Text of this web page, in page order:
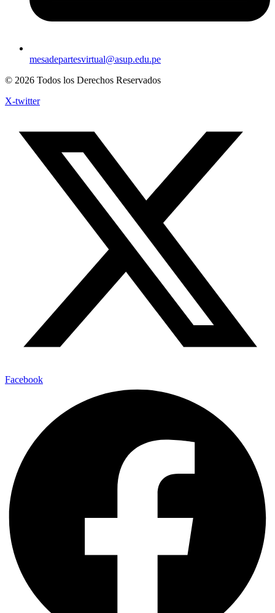
mesadepartesvirtual@asup.edu.pe
© 2026 Todos los Derechos Reservados
X-twitter
Facebook